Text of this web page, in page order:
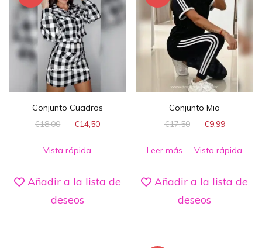
Conjunto Cuadros
€18,00 €14,50
Vista rápida
Añadir a la lista de
deseos
Conjunto Mia
€17,50 €9,99
Leer más Vista rápida
Añadir a la lista de
deseos